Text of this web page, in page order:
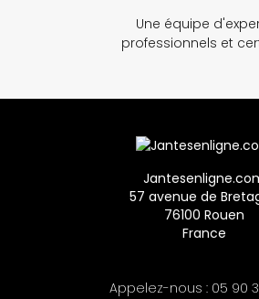
Une équipe
professionnels et
57 avenue de
76100 Rouen
France
Appelez-nous : 05 90